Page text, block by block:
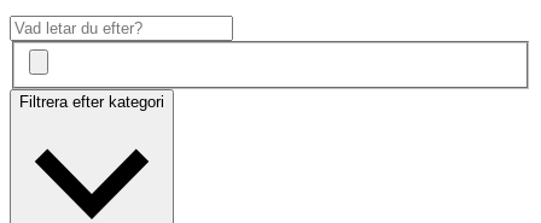
Filtrera efter kategori